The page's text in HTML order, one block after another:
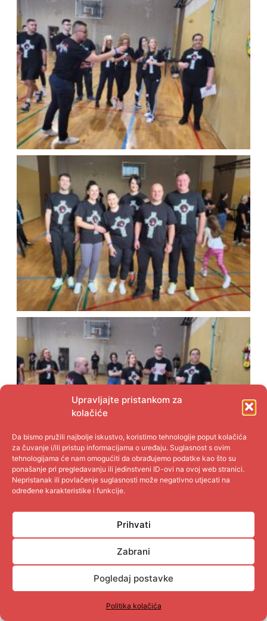
Upravljajte pristankom za
kolačiće
Da bismo pružili najbolje iskustvo, koristimo tehnologije poput kolačića
za čuvanje i/ili pristup informacijama o uređaju. Suglasnost s ovim
tehnologijama će nam omogućiti da obrađujemo podatke kao što su
ponašanje pri pregledavanju ili jedinstveni ID-ovi na ovoj web stranici.
Nepristanak ili povlačenje suglasnosti može negativno utjecati na
određene karakteristike i funkcije.
Prihvati
Zabrani
Pogledaj postavke
Politika kolačića